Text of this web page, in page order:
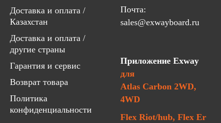
Доставка и оплата /
Казахстан
Доставка и оплата /
другие страны
Гарантия и сервис
Возврат товара
Политика
конфиденциальности
Почта:
sales@exwayboard.ru
Приложение Exway
для
Atlas Carbon 2WD,
4WD
Flex Riot/hub, Flex Er